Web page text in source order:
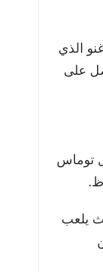
كوغنو الذي
على
توماس
يلعب